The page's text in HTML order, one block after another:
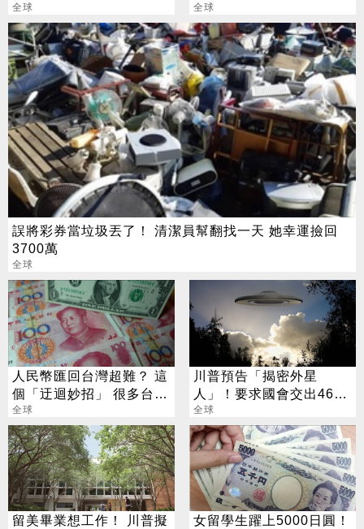
7月再創新高
全球
行價
全球
誤將彩券當垃圾丟了！ 清潔員幫翻找一天 她幸運撿回
3700萬
全球
人民幣匯回台灣超難？ 這
個「迂迴妙招」 很多台幹
還不知道
全球
川普預告「揭密外星
人」！要求國會交出46段
影像 不明飛行器全曝光
全球
留美畢業想工作！ 川普擬
女留學生躍上5000日圓！